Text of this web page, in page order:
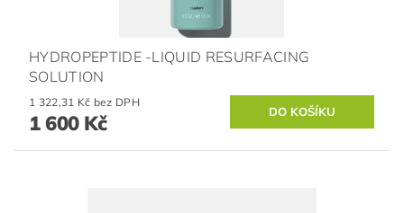
HYDROPEPTIDE -LIQUID RESURFACING
SOLUTION
1 322,31 Kč bez DPH
1 600 Kč